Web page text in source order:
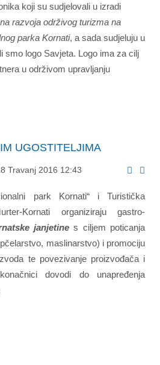
koji su sudjelovali u izradi
razvoja održivog turizma na
parka Kornati, a sada sudjeluju u
smo logo Savjeta. Logo ima za cilj
u održivom upravljanju
UGOSTITELJIMA
Travanj 2016 12:43
park Kornati“ i Turistička
Kornati organiziraju gastro-
janjetines ciljem poticanja
maslinarstvo) i promociju
te povezivanje proizvođača i
dovodi do unapređenja